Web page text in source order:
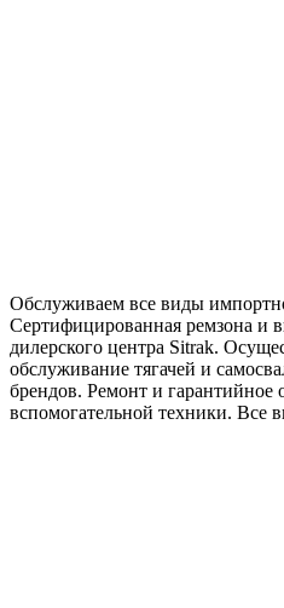
Обслуживаем все виды
Сертифицированная ремзона и
дилерского центра Sitrak.
обслуживание тягачей и
брендов. Ремонт и
вспомогательной техники. Все